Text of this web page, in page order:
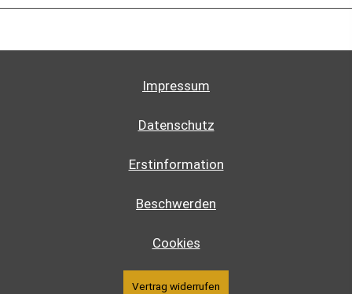
Impressum
Datenschutz
Erstinformation
Beschwerden
Cookies
Vertrag widerrufen